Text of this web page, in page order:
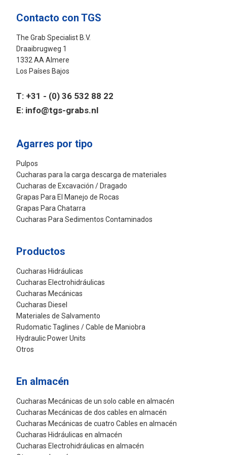
Contacto con TGS
The Grab Specialist B.V.
Draaibrugweg 1
1332 AA Almere
Los Países Bajos
T: +31 - (0) 36 532 88 22
E: info@tgs-grabs.nl
Agarres por tipo
Pulpos
Cucharas para la carga descarga de materiales
Cucharas de Excavación / Dragado
Grapas Para El Manejo de Rocas
Grapas Para Chatarra
Cucharas Para Sedimentos Contaminados
Productos
Cucharas Hidráulicas
Cucharas Electrohidráulicas
Cucharas Mecánicas
Cucharas Diesel
Materiales de Salvamento
Rudomatic Taglines / Cable de Maniobra
Hydraulic Power Units
Otros
En almacén
Cucharas Mecánicas de un solo cable en almacén
Cucharas Mecánicas de dos cables en almacén
Cucharas Mecánicas de cuatro Cables en almacén
Cucharas Hidráulicas en almacén
Cucharas Electrohidráulicas en almacén